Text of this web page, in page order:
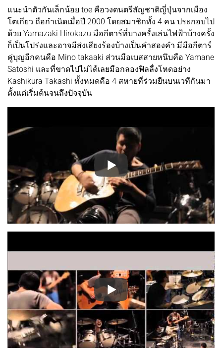
แนะนำตัวกันเล็กน้อย toe คือวงดนตรีสัญชาติญี่ปุ่นจากเมือง
โตเกียว ถือกำเนิดเมื่อปี 2000 โดยสมาชิกทั้ง 4 คน ประกอบไป
ด้วย Yamazaki Hirokazu มือกีตาร์ที่บางครั้งเล่นไฟฟ้าบ้างครั้ง
ก็เป็นโปร่งและอาจมีส่งเสียงร้องบ้างเป็นคำสองคำ มีมือกีตาร์
คู่บุญอีกคนคือ Mino takaaki ส่วนมือเบสสายหนึบคือ Yamane
Satoshi และที่ขาดไปไม่ได้เลยมือกลองฟิลลื่งโหดอย่าง
Kashikura Takashi ทั้งหมดคือ 4 สหายที่ร่วมยืนบนเวทีกันมา
ตั้งแต่เริ่มต้นจนถึงปัจจุบัน